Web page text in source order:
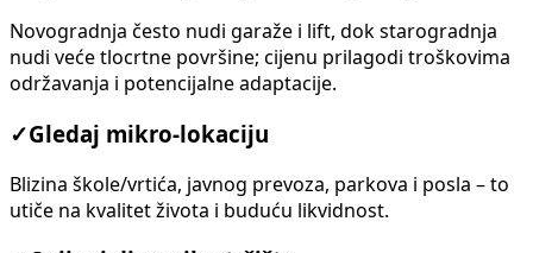
Novogradnja često nudi garaže i lift, dok starogradnja
nudi veće tlocrtne površine; cijenu prilagodi troškovima
održavanja i potencijalne adaptacije.
✓Gledaj mikro-lokaciju
Blizina škole/vrtića, javnog prevoza, parkova i posla – to
utiče na kvalitet života i buduću likvidnost.